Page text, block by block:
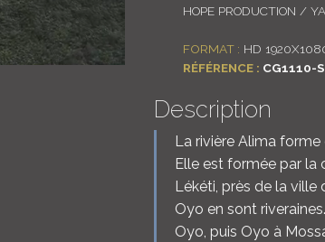
HOPE PRODUCTION /
FORMAT : HD
RÉFÉRENCE : CG1110-
Description
La rivière Alima
Elle est formée par la
Lékéti, près de la
Oyo en sont
Oyo, puis Oyo à